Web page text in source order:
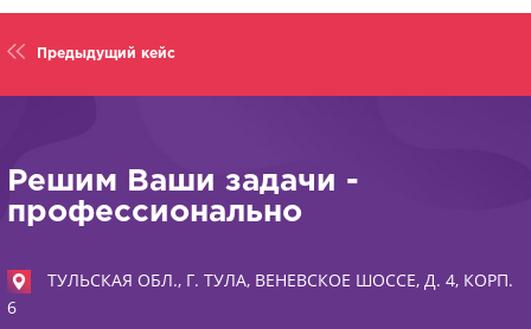
Предыдущий кейс
Решим Ваши задачи -
профессионально
ТУЛЬСКАЯ ОБЛ., Г. ТУЛА, ВЕНЕВСКОЕ ШОССЕ, Д. 4, КОРП.
6